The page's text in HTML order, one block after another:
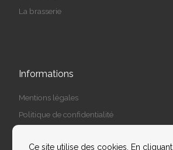
Ce site utilise des cookies. En cliquant
La brasserie
Informations
Mentions légales
Politique de confidentialité